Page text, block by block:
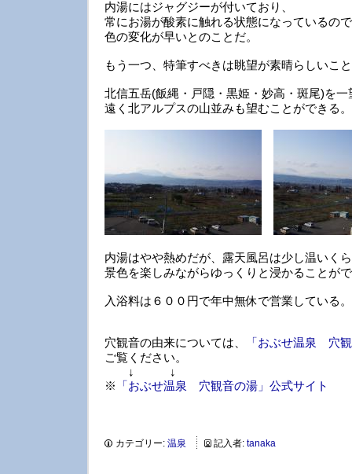
内湯にはジャグジーが付いており、
常にお湯が酸素に触れる状態になっているの
色の変化が早いとのことだ。
もう一つ、特筆すべきは眺望が素晴らしいこ
北信五岳(飯縄・戸隠・黒姫・妙高・斑尾)を
遠く北アルプスの山並みも望むことができる。
内湯はやや熱めだが、露天風呂は少し温いく
景色を楽しみながらゆっくりと浸かることが
入浴料は６００円で年中無休で営業している。
穴観音の由来については、
「おぶせ温泉 穴
ご覧ください。
↓ ↓
※
「おぶせ温泉 穴観音の湯」公式サイト
カテゴリー: 温泉 記入者: tanaka